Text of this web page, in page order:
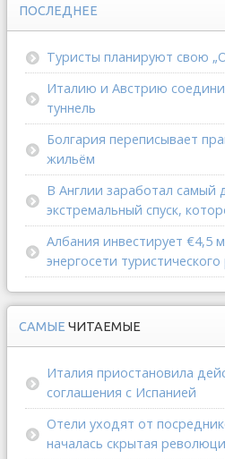
ПОСЛЕДНЕЕ
Туристы планируют свою
Италию и Австрию
туннель
Болгария переписывает
жильём
В Англии заработал самый
экстремальный спуск,
Албания инвестирует €4,5
энергосети
САМЫЕ ЧИТАЕМЫЕ
Италия приостановила
соглашения с Испанией
Отели уходят от
началась скрытая